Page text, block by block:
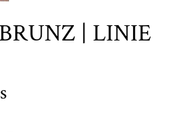
| LINIE